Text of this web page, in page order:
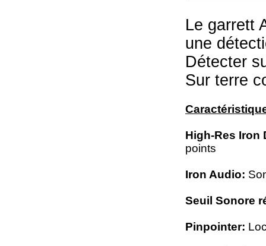
Le garrett
une
Détecter
Sur terre
High-Res
points
Iron Audio:
Seuil Sonore
Pinpointer: